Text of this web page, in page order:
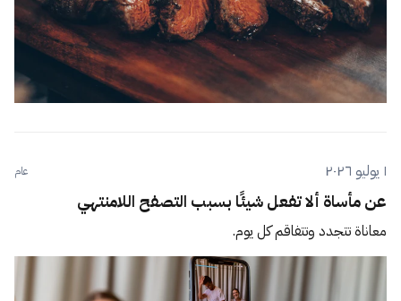
١ يوليو ٢٠٢٦ عام
عن مأساة ألا تفعل شيئًا بسبب التصفح اللامنتهي
معاناة تتجدد وتتفاقم كل يوم.